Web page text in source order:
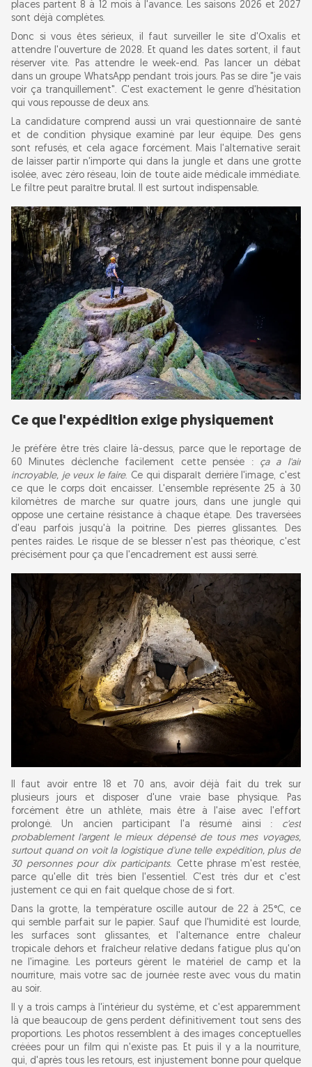
places partent 8 à 12 mois à l'avance. Les saisons 2026 et 2027
sont déjà complètes.
Donc si vous êtes sérieux, il faut surveiller le site d'Oxalis et
attendre l'ouverture de 2028. Et quand les dates sortent, il faut
réserver vite. Pas attendre le week-end. Pas lancer un débat
dans un groupe WhatsApp pendant trois jours. Pas se dire "je vais
voir ça tranquillement". C'est exactement le genre d'hésitation
qui vous repousse de deux ans.
La candidature comprend aussi un vrai questionnaire de santé
et de condition physique examiné par leur équipe. Des gens
sont refusés, et cela agace forcément. Mais l'alternative serait
de laisser partir n'importe qui dans la jungle et dans une grotte
isolée, avec zéro réseau, loin de toute aide médicale immédiate.
Le filtre peut paraître brutal. Il est surtout indispensable.
Ce que l'expédition exige physiquement
Je préfère être très claire là-dessus, parce que le reportage de
60 Minutes déclenche facilement cette pensée : ça a l'air
incroyable, je veux le faire. Ce qui disparaît derrière l'image, c'est
ce que le corps doit encaisser. L'ensemble représente 25 à 30
kilomètres de marche sur quatre jours, dans une jungle qui
oppose une certaine résistance à chaque étape. Des traversées
d'eau parfois jusqu'à la poitrine. Des pierres glissantes. Des
pentes raides. Le risque de se blesser n'est pas théorique, c'est
précisément pour ça que l'encadrement est aussi serré.
Il faut avoir entre 18 et 70 ans, avoir déjà fait du trek sur
plusieurs jours et disposer d'une vraie base physique. Pas
forcément être un athlète, mais être à l'aise avec l'effort
prolongé. Un ancien participant l'a résumé ainsi : c'est
probablement l'argent le mieux dépensé de tous mes voyages,
surtout quand on voit la logistique d'une telle expédition, plus de
30 personnes pour dix participants. Cette phrase m'est restée,
parce qu'elle dit très bien l'essentiel. C'est très dur et c'est
justement ce qui en fait quelque chose de si fort.
Dans la grotte, la température oscille autour de 22 à 25°C, ce
qui semble parfait sur le papier. Sauf que l'humidité est lourde,
les surfaces sont glissantes, et l'alternance entre chaleur
tropicale dehors et fraîcheur relative dedans fatigue plus qu'on
ne l'imagine. Les porteurs gèrent le matériel de camp et la
nourriture, mais votre sac de journée reste avec vous du matin
au soir.
Il y a trois camps à l'intérieur du système, et c'est apparemment
là que beaucoup de gens perdent définitivement tout sens des
proportions. Les photos ressemblent à des images conceptuelles
créées pour un film qui n'existe pas. Et puis il y a la nourriture,
qui, d'après tous les retours, est injustement bonne pour quelque